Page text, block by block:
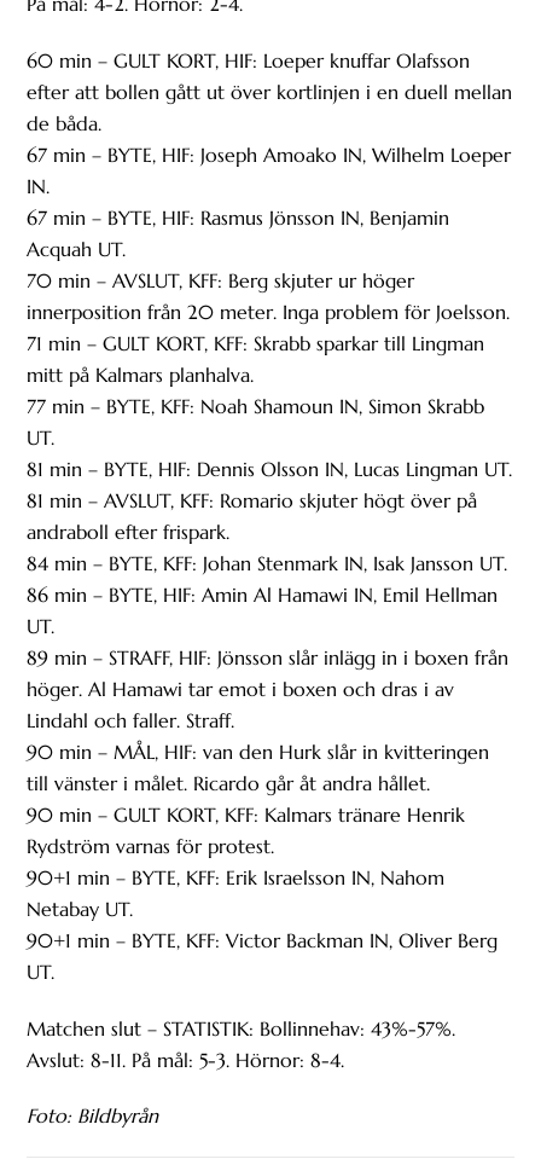
60 min – GULT KORT, HIF: Loeper knuffar Olafsson
efter att bollen gått ut över kortlinjen i en duell mellan
de båda.
67 min – BYTE, HIF: Joseph Amoako IN, Wilhelm Loeper
IN.
67 min – BYTE, HIF: Rasmus Jönsson IN, Benjamin
Acquah UT.
70 min – AVSLUT, KFF: Berg skjuter ur höger
innerposition från 20 meter. Inga problem för Joelsson.
71 min – GULT KORT, KFF: Skrabb sparkar till Lingman
mitt på Kalmars planhalva.
77 min – BYTE, KFF: Noah Shamoun IN, Simon Skrabb
UT.
81 min – BYTE, HIF: Dennis Olsson IN, Lucas Lingman UT.
81 min – AVSLUT, KFF: Romario skjuter högt över på
andraboll efter frispark.
84 min – BYTE, KFF: Johan Stenmark IN, Isak Jansson UT.
86 min – BYTE, HIF: Amin Al Hamawi IN, Emil Hellman
UT.
89 min – STRAFF, HIF: Jönsson slår inlägg in i boxen från
höger. Al Hamawi tar emot i boxen och dras i av
Lindahl och faller. Straff.
90 min – MÅL, HIF: van den Hurk slår in kvitteringen
till vänster i målet. Ricardo går åt andra hållet.
90 min – GULT KORT, KFF: Kalmars tränare Henrik
Rydström varnas för protest.
90+1 min – BYTE, KFF: Erik Israelsson IN, Nahom
Netabay UT.
90+1 min – BYTE, KFF: Victor Backman IN, Oliver Berg
UT.
Matchen slut – STATISTIK: Bollinnehav: 43%-57%.
Avslut: 8-11. På mål: 5-3. Hörnor: 8-4.
Foto: Bildbyrån